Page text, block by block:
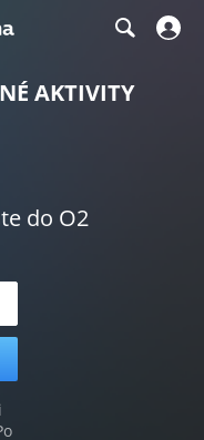
AKTIVITY
do O2